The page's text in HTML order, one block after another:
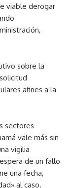
viable derogar
sobre la
afines a la
sectores
vale más sin
vigilia
de un fallo
una fecha,
al caso.